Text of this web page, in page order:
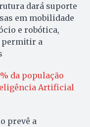
dará suporte
em mobilidade
e robótica,
permitir a
da população
Artificial
prevê a